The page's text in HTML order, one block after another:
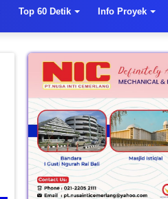
Top 60 Detik Info Proyek